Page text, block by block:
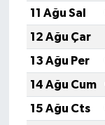
11 Ağu Sal
12 Ağu Çar
13 Ağu Per
14 Ağu Cum
15 Ağu Cts